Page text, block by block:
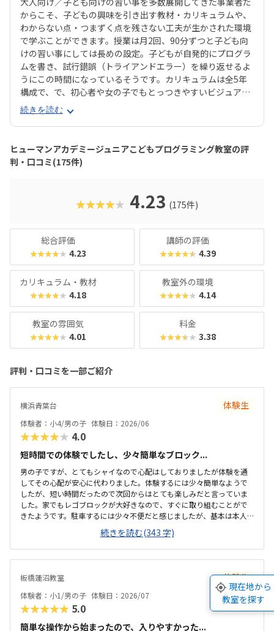
からこそ、子どもの興味を引き出す教材・カリキュラムや、
わからない点・つまずく点を残さない工夫が生かされた環境
で学ぶことができます。授業は月2回、90分ずつと子ども向
けの習い事にしては長めの設定。子どもが自発的にプログラ
ムを書き、試行錯誤（トライアンドエラー）を繰り返せるよ
うにこの時間になっているそうです。カリキュラムは全5年
構成で、で、初心者や女の子でもとっつきやすいビジュアル
プログラミングツール「Scratch（スクラッチ）」から初め
て、エンジニアが実際に使用するプログラミング言語「Java
Script」までステップアップすることができます。ベーシッ
クコースではマウス操作など、パソコンの操作自体から学べ
るので、自宅でまったくパソコンをさわったことのないお子
さんでも戸惑うことなく授業に入っていけるでしょう。大学
おきたい」方におすすめのスクールといえます。また、いず
れもヒューマンオリジナルの教材で学べるので、高クオリテ
続きを読む
ヒューマンアカデミージュニアこどもプログラミング教室の評
判・口コミ(175件)
★★★★★ 4.23 (175件)
総合評価
★★★★★ 4.23
講師の評価
★★★★★ 4.39
カリキュラム・教材
★★★★★ 4.18
教室外の環境
★★★★★ 4.14
教室の雰囲気
★★★★★ 4.01
料金
★★★★★ 3.38
評判・口コミを一部ご紹介
横浜青葉台 体験生
体験者：小4/男の子 体験日：2026/06
★★★★★ 4.0
短時間での体験でしたし、少々簡単なブロック...
男の子ですが、とてもシャイなので心配はしておりましたが体験を通
してその心配が安心に代わりました。体験するには少々簡単なようで
したが、短い時間だったので次回からはとても楽しみだと言っていま
した。家でもレゴブロックが大好きなので、すぐに取り組むことがで
きたようです。駐車するには少々不便だと感じましたが、基本は本人
の送迎だけになるので問題ないと感じましたし、駅ちかでなくても車
なので問題ないです落ち着いた雰囲気でしたが、作業スペースが子供
の人数には狭いのではないかと思いました。せめて1か月3回 もしく
は90分ではなく120分だといいかなと、プログラミング教室は週1回の
ので、これから良い点が増えてくるのではないかと思います。
続きを読む(343 字)
板橋蓮沼教室 体験生
体験者：小1/男の子 体験日：2026/07
★★★★★ 5.0
簡単な操作から始まったので、入りやすかった...
現在地から
教室を探す